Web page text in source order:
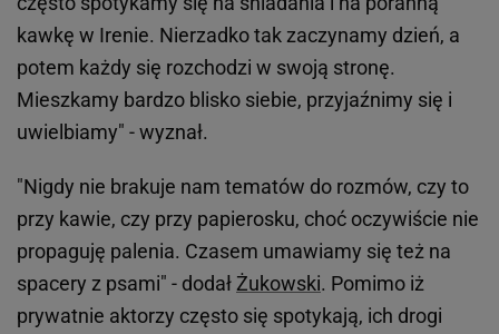
kawkę w Irenie. Nierzadko tak zaczynamy dzień, a
potem każdy się rozchodzi w swoją stronę.
Mieszkamy bardzo blisko siebie, przyjaźnimy się i
uwielbiamy" - wyznał.
"Nigdy nie brakuje nam tematów do rozmów, czy to
przy kawie, czy przy papierosku, choć oczywiście nie
propaguję palenia. Czasem umawiamy się też na
spacery z psami" - dodał Żukowski. Pomimo iż
prywatnie aktorzy często się spotykają, ich drogi